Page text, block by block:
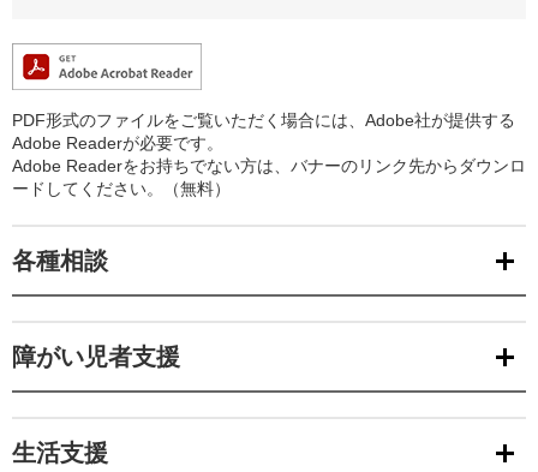
各種相談
障がい児者支援
生活支援
PDF形式のファイルをご覧いただく場合には、Adobe社が提供する
Adobe Readerが必要です。
Adobe Readerをお持ちでない方は、バナーのリンク先からダウンロ
ードしてください。（無料）